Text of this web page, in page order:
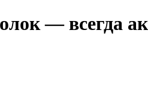
— всегда